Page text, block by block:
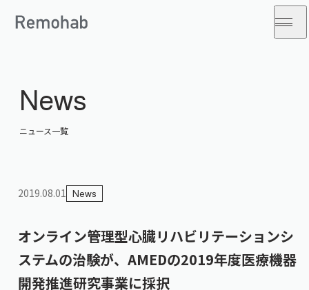
News
ニュース一覧
2019.08.01 News
オンライン管理型心臓リハビリテーションシ
ステムの治験が、AMEDの2019年度医療機器
開発推進研究事業に採択